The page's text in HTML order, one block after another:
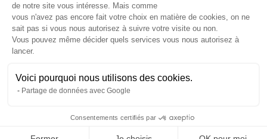
de notre site vous intéresse. Mais comme
vous n'avez pas encore fait votre choix en matière de cookies, on ne
sait pas si vous nous autorisez à suivre votre visite ou non.
Vous pouvez même décider quels services vous nous autorisez à
lancer.
Voici pourquoi nous utilisons des cookies.
Partage de données avec Google
Consentements certifiés par
Axeptio consent
Axées sur des cas concrets
Applicables dès le lendemain